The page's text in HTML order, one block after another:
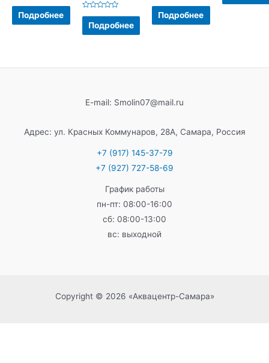
Оценка
5
Подробнее
Оценка
5
Подробнее
Оценка
5
Подробнее
5
E-mail: Smolin07@mail.ru
Адрес: ул. Красных Коммунаров, 28А, Самара, Россия
+7 (917) 145-37-79
+7 (927) 727-58-69
График работы
пн-пт: 08:00-16:00
сб: 08:00-13:00
вс: выходной
Copyright © 2026 «Аквацентр-Самара»